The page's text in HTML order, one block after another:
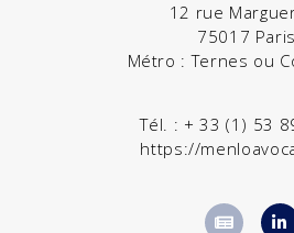
12 rue
75017 Paris
Métro : Ternes ou
Tél. : + 33 (1) 53
https://